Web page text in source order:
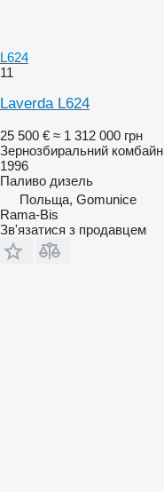
L624
11
Laverda L624
25 500 € ≈ 1 312 000 грн
Зернозбиральний комбайн
1996
Паливо дизель
Польща, Gomunice
Rama-Bis
Зв'язатися з продавцем